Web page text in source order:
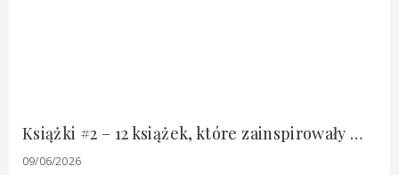
Książki #2 – 12 książek, które zainspirowały mnie do podróży po Europie
09/06/2026